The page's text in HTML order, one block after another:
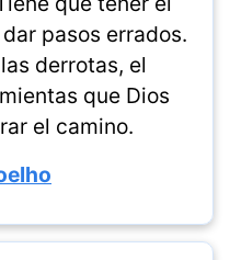
pasos errados.
derrotas, el
que Dios
el camino.